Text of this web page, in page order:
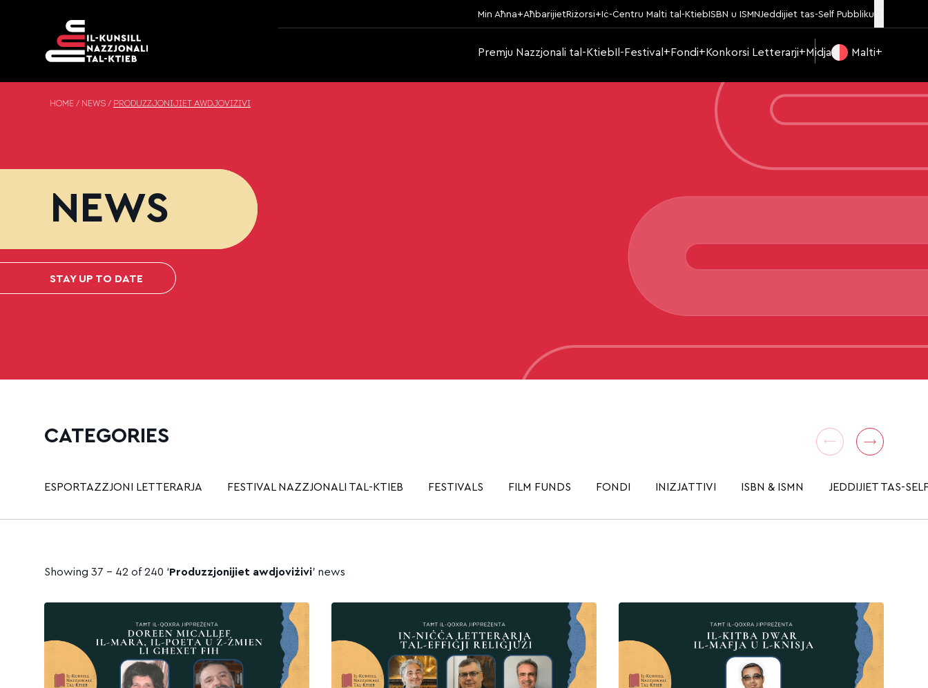
Min Aħna AħbarijietRiżorsi Iċ-Ċentru Malti tal-Ktieb ISBN u ISMNJeddijiet tas-Self Pubbliku
Premju Nazzjonali tal-Ktieb Il-Festival Fondi Konkorsi Letterarji Midja Malti
HOME / NEWS / PRODUZZJONIJIET AWDJOVIŻIVI
NEWS
STAY UP TO DATE
CATEGORIES
ESPORTAZZJONI LETTERARJA FESTIVAL NAZZJONALI TAL-KTIEB FESTIVALS FILM FUNDS FONDI INIZJATTIVI ISBN & ISMN JEDDIJIET TAS-
Showing 37 - 42 of 240 ‘Produzzjonijiet awdjoviżivi’ news